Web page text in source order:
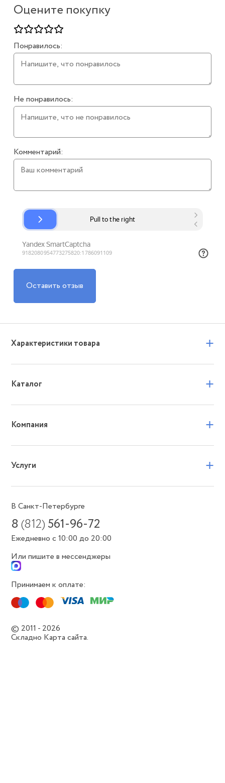
Оцените покупку
Понравилось:
Не понравилось:
Комментарий:
Оставить отзыв
Характеристики товара +
Каталог +
Компания +
Услуги +
В Санкт-Петербурге
8(812) 561-96-72
Ежедневно с 10:00 до 20:00
Или пишите в мессенджеры
Принимаем к оплате:
© 2011 - 2026
Складно Карта сайта.